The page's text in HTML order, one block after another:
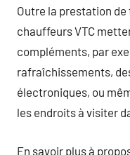
Outre la prestation
chauffeurs VTC
compléments, par
rafraîchissements,
électroniques, ou
les endroits à visiter
En savoir plus à